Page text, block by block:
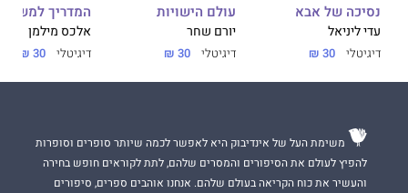
נסיכה של אבא
עדי ליניאל
דיגיטלי 30 ₪
עולם הישויות
יורם שחר
דיגיטלי 30 ₪
המדריך
אלכס מילמן
דיגיטלי 30 ₪
משימת העל של אינדיבוק היא לאפשר לכמה שיותר סופרים וסופרות
להפיץ לעולם את הסיפורים והמסרים שלהם, לתת לקוראים חופש בחירה
והעשיר את כוח הקריאה בעולם שלהם. אנחנו אוהבים ספרים, סיפורים